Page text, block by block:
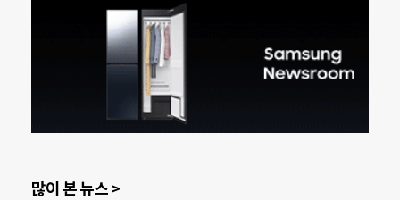
많이 본 뉴스 >